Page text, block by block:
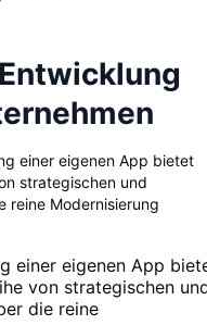
einer eigenen App bietet
strategischen und
reine Modernisierung
einer eigenen App
von strategischen
die reine